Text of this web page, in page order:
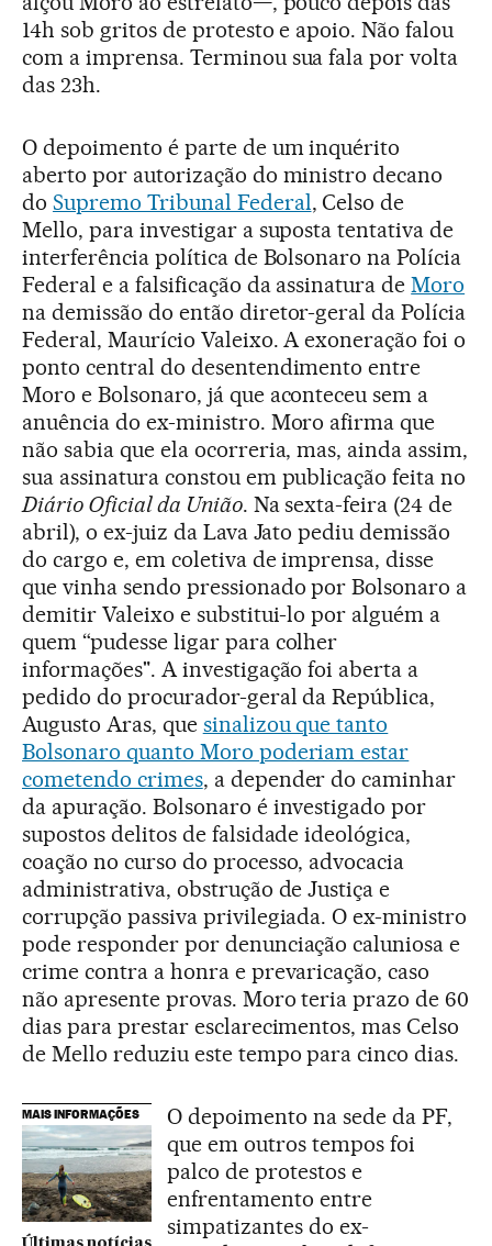
14h sob gritos de protesto e apoio. Não falou
com a imprensa. Terminou sua fala por volta
das 23h.
O depoimento é parte de um inquérito
aberto por autorização do ministro decano
do Supremo Tribunal Federal, Celso de
Mello, para investigar a suposta tentativa de
interferência política de Bolsonaro na Polícia
Federal e a falsificação da assinatura deMoro
na demissão do então diretor-geral da Polícia
Federal, Maurício Valeixo. A exoneração foi o
ponto central do desentendimento entre
Moro e Bolsonaro, já que aconteceu sem a
anuência do ex-ministro. Moro afirma que
não sabia que ela ocorreria, mas, ainda assim,
sua assinatura constou em publicação feita no
Diário Oficial da União. Na sexta-feira (24 de
abril), o ex-juiz da Lava Jato pediu demissão
do cargo e, em coletiva de imprensa, disse
que vinha sendo pressionado por Bolsonaro a
demitir Valeixo e substitui-lo por alguém a
quem “pudesse ligar para colher
informações". A investigação foi aberta a
pedido do procurador-geral da República,
Augusto Aras, que sinalizou que tanto
Bolsonaro quanto Moro poderiam estar
cometendo crimes, a depender do caminhar
da apuração. Bolsonaro é investigado por
supostos delitos de falsidade ideológica,
coação no curso do processo, advocacia
administrativa, obstrução de Justiça e
corrupção passiva privilegiada. O ex-ministro
pode responder por denunciação caluniosa e
crime contra a honra e prevaricação, caso
não apresente provas. Moro teria prazo de 60
dias para prestar esclarecimentos, mas Celso
de Mello reduziu este tempo para cinco dias.
MAIS INFORMAÇÕES
O depoimento na sede da PF,
que em outros tempos foi
palco de protestos e
enfrentamento entre
simpatizantes do ex-